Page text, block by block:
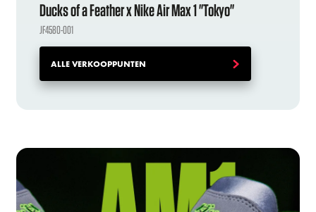
Ducks of a Feather x Nike Air Max 1 "Tokyo"
JF4580-001
ALLE VERKOOPPUNTEN